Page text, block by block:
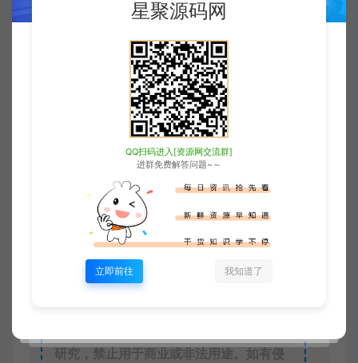
打赏
版权声明
本站素材解压密码：xjusou
本站永久网址：
研究，禁止用于商业或非法用途。如有侵
星聚源码网
QQ扫码进入[资源网交流群]
进群免费解答问题~～
立即前往 我知道了